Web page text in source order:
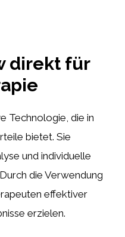
direkt für
Technologie, die in
bietet. Sie
und individuelle
die Verwendung
effektiver
erzielen.